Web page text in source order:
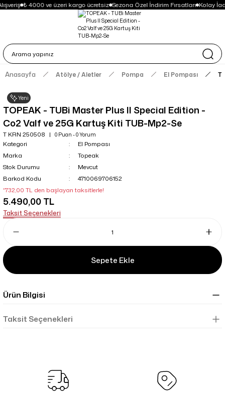
₺ 4000 ve üzeri kargo ücretsiz Sezona Özel İndirim Fırsatları Kolay
Anasayfa Atölye / Aletler Pompa El Pompası
Yeni
TOPEAK - TUBi Master Plus II Special Edition -
Co2 Valf ve 25G Kartuş Kiti TUB-Mp2-Se
T KRN 250508 0 Puan - 0 Yorum
Kategori
El Pompası
Marka
Topeak
Stok Durumu
Mevcut
Barkod Kodu
4710069706152
*732,00 TL den başlayan taksitlerle!
5.490,00 TL
Taksit Seçenekleri
Sepete Ekle
Ürün Bilgisi
Taksit Seçenekleri